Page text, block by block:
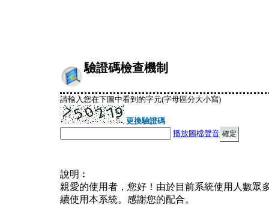
驗證碼檢查機制
請輸入您在下圖中看到的字元(字母區分大小寫)
更換驗證碼
播放圖檔聲音
說明︰
親愛的使用者，您好！由於目前系統使用人數眾
續使用本系統。感謝您的配合。